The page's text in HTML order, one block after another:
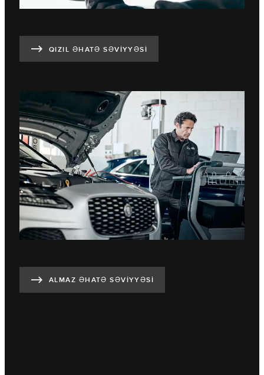
QIZIL ƏHATƏ SƏVİYYƏSİ
ALMAZ ƏHATƏ SƏVİYYƏSİ